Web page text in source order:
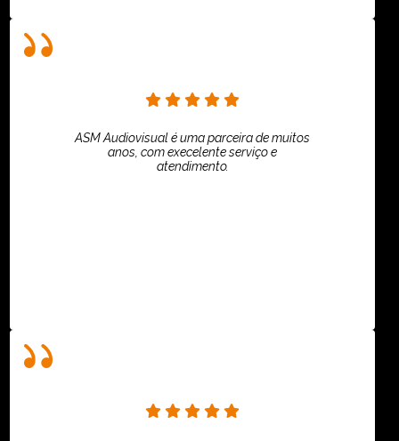
ASM Audiovisual é uma parceira de muitos
anos, com execelente serviço e
atendimento.